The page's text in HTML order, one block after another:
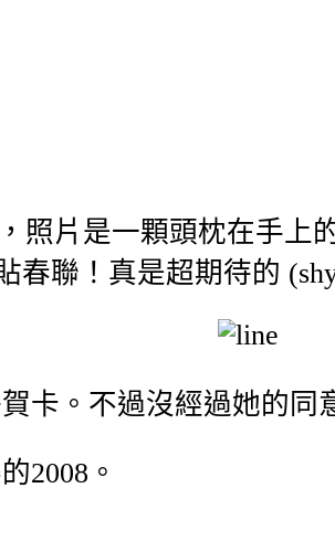
照片是一顆頭枕在手
春聯！真是超期待的
卡。不過沒經過她的同
2008。